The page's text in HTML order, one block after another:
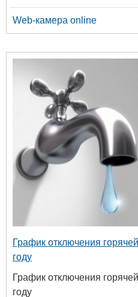
Web-камера online
График отключения
году
График отключения
году